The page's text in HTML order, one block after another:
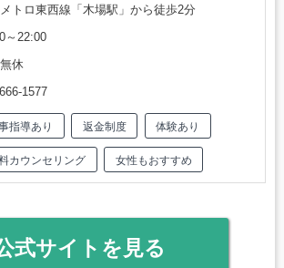
トロ東西線「木場駅」から徒歩2分
～22:00
休
1577
指導あり 返金制度 体験あり
カウンセリング 女性もおすすめ
式サイトを見る